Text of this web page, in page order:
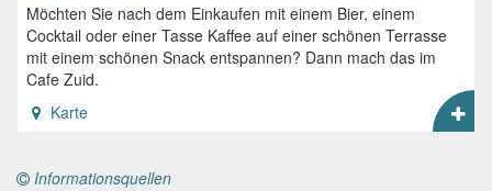
Möchten Sie nach dem Einkaufen mit einem Bier, einem
Cocktail oder einer Tasse Kaffee auf einer schönen Terrasse
mit einem schönen Snack entspannen? Dann mach das im
Cafe Zuid.
Karte
Informationsquellen